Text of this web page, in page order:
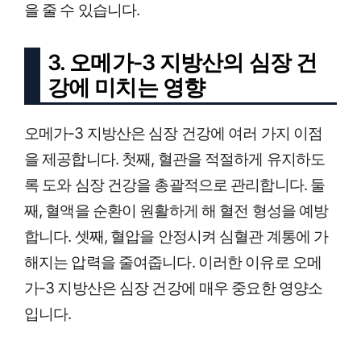
을 줄 수 있습니다.
3. 오메가-3 지방산의 심장 건
강에 미치는 영향
오메가-3 지방산은 심장 건강에 여러 가지 이점
을 제공합니다. 첫째, 혈관을 적절하게 유지하도
록 도와 심장 건강을 총괄적으로 관리합니다. 둘
째, 혈액을 순환이 원활하게 해 혈전 형성을 예방
합니다. 셋째, 혈압을 안정시켜 심혈관 계통에 가
해지는 압력을 줄여줍니다. 이러한 이유로 오메
가-3 지방산은 심장 건강에 매우 중요한 영양소
입니다.